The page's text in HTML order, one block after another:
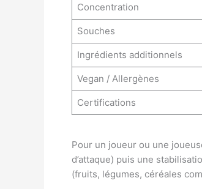
Concentration
Souches
Ingrédients additionnels
Vegan / Allergènes
Certifications
Pour un joueur ou une
d’attaque) puis une
(fruits, légumes, céréales